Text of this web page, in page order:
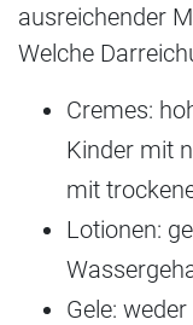
ausreichender
Welche
Cremes:
Kinder mit
mit
Lotionen:
Gele: